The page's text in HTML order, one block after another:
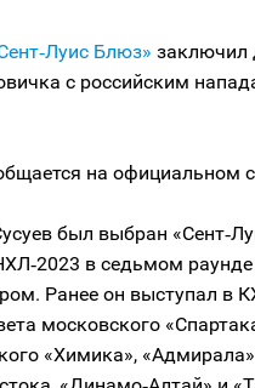
Блюз» заключил
с российским
на официальном
был выбран
в седьмом
Ранее он выступал в
московского
«Химика», «Адмирала»